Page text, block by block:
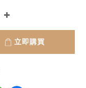
立即購買